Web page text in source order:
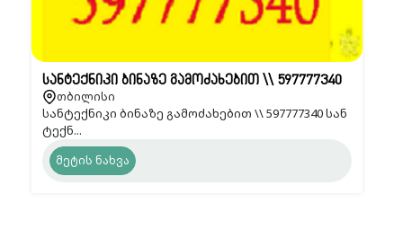
სანტექნიკი ბინაზე გამოძახებით \\ 597777340
თბილისი
სანტექნიკი ბინაზე გამოძახებით \\ 597777340 სან
ტექნ...
მეტის ნახვა